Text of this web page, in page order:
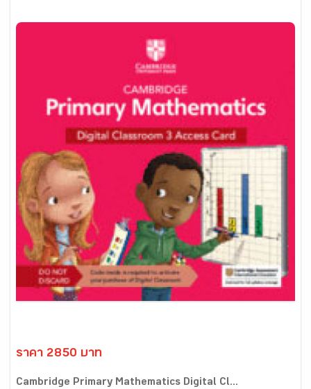
ราคา 2850 บาท
Cambridge Primary Mathematics Digital Cl...